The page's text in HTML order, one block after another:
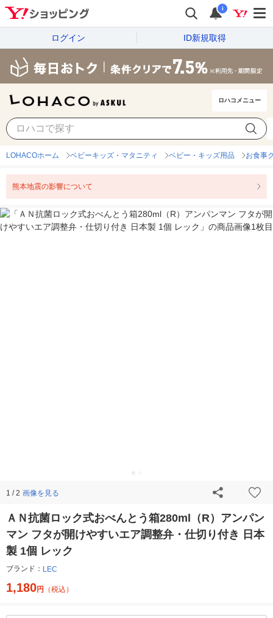
i
ログイン ID新規取得
ロハコメニュー
LOHACOホーム ベビーキッズ・マタニティ ベビー・キッズ用品 お食事
熊本地震の影響について
1 / 2 画像を見る
ＡＮ抗菌ロック式おべんとう箱280ml（R）アンパン
マン フタが開けやすいエア調整弁・仕切り付き 日本
製 1個 レック
ブランド： LEC
1,180円 （税込）